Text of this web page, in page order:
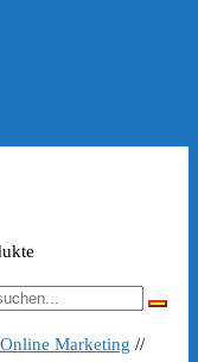
Online Marketing //